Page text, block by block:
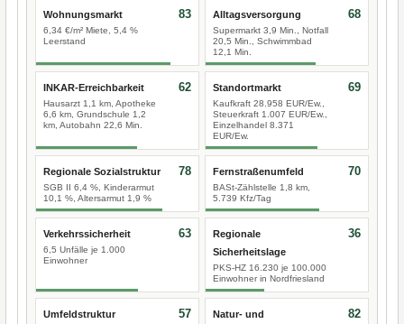
Wohnungsmarkt
6,34 €/m² Miete, 5,4 %
Leerstand
83 Alltagsversorgung
Supermarkt 3,9 Min., Notfall
20,5 Min., Schwimmbad
12,1 Min.
68
INKAR-Erreichbarkeit
Hausarzt 1,1 km, Apotheke
6,6 km, Grundschule 1,2
km, Autobahn 22,6 Min.
62 Standortmarkt
Kaufkraft 28.958 EUR/Ew.,
Steuerkraft 1.007 EUR/Ew.,
Einzelhandel 8.371
EUR/Ew.
69
Regionale Sozialstruktur
SGB II 6,4 %, Kinderarmut
10,1 %, Altersarmut 1,9 %
78 Fernstraßenumfeld
BASt-Zählstelle 1,8 km,
5.739 Kfz/Tag
70
Verkehrssicherheit
6,5 Unfälle je 1.000
Einwohner
63
Regionale
Sicherheitslage
PKS-HZ 16.230 je 100.000
Einwohner in Nordfriesland
36
Umfeldstruktur 57
Natur- und
82